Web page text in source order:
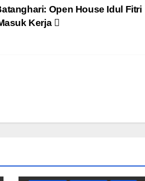
Open House Idul Fitri
Kerja